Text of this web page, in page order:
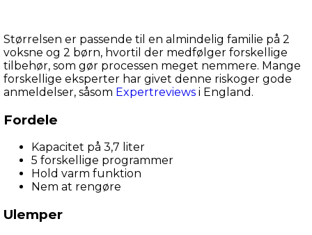
Størrelsen er passende til en almindelig familie på 2
voksne og 2 børn, hvortil der medfølger forskellige
tilbehør, som gør processen meget nemmere. Mange
forskellige eksperter har givet denne riskoger gode
anmeldelser, såsom Expertreviews i England.
Fordele
Kapacitet på 3,7 liter
5 forskellige programmer
Hold varm funktion
Nem at rengøre
Ulemper